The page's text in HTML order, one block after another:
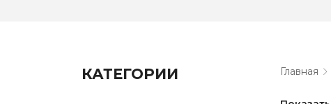
Главная
КАТЕГОРИИ